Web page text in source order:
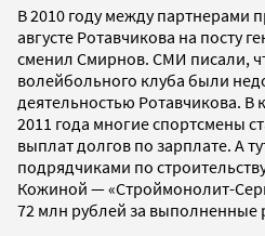
В 2010 году между партнерами
августе Ротавчикова на посту
сменил Смирнов. СМИ писали,
волейбольного клуба были
деятельностью Ротавчикова. В
2011 года многие спортсмены
выплат долгов по зарплате. А
подрядчиками по
Кожиной — «Строймонолит-
72 млн рублей за выполненные